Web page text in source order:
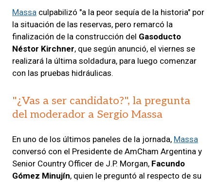
Massa culpabilizó "a la peor sequía de la historia" por
la situación de las reservas, pero remarcó la
finalización de la construcción del Gasoducto
Néstor Kirchner, que según anunció, el viernes se
realizará la última soldadura, para luego comenzar
con las pruebas hidráulicas.
"¿Vas a ser candidato?", la pregunta
del moderador a Sergio Massa
En uno de los últimos paneles de la jornada, Massa
conversó con el Presidente de AmCham Argentina y
Senior Country Officer de J.P. Morgan, Facundo
Gómez Minujín, quien le preguntó al respecto de su